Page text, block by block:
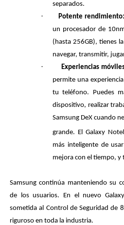
separados.
· Potente
un procesador de
(hasta 256GB), tienes
navegar, transmitir,
· Experiencias
permite una
tu teléfono. Puedes
dispositivo, realizar
Samsung DeX cuando
grande. El Galaxy
más inteligente de
mejora con el tiempo, y
Samsung continúa manteniendo su
de los usuarios. En el nuevo
sometida al Control de Seguridad de
riguroso en toda la industria.